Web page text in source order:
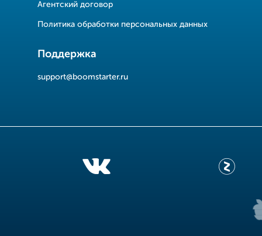
Агентский договор
Политика обработки персональных данных
Поддержка
support@boomstarter.ru